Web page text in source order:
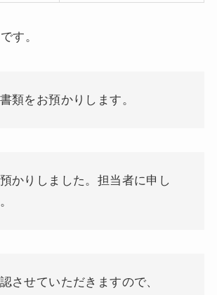
す。
類をお預かりします。
かりしました。担当者に申し
させていただきますので、